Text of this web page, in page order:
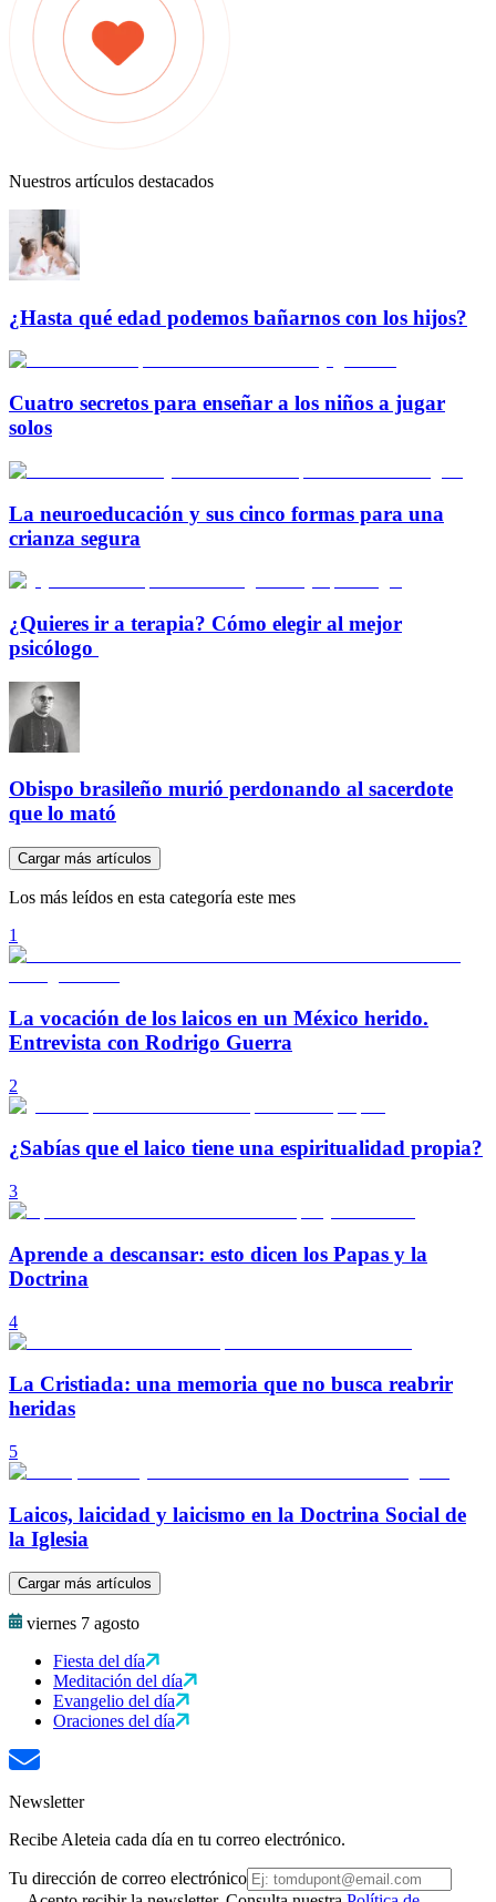
Nuestros artículos destacados
¿Hasta qué edad podemos bañarnos con los hijos?
Cuatro secretos para enseñar a los niños a jugar
solos
La neuroeducación y sus cinco formas para una
crianza segura
¿Quieres ir a terapia? Cómo elegir al mejor
psicólogo
Obispo brasileño murió perdonando al sacerdote
que lo mató
Cargar más artículos
Los más leídos en esta categoría este mes
1
La vocación de los laicos en un México herido.
Entrevista con Rodrigo Guerra
2
¿Sabías que el laico tiene una espiritualidad propia?
3
Aprende a descansar: esto dicen los Papas y la
Doctrina
4
La Cristiada: una memoria que no busca reabrir
heridas
5
Laicos, laicidad y laicismo en la Doctrina Social de
la Iglesia
Cargar más artículos
viernes 7 agosto
Fiesta del día
Meditación del día
Evangelio del día
Oraciones del día
Newsletter
Recibe Aleteia cada día en tu correo electrónico.
Tu dirección de correo electrónico